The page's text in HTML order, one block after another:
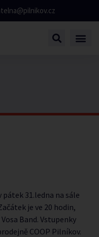
31.ledna na sále
je ve 20 hodin,
Band. Vstupenky
COOP Pilníkov.